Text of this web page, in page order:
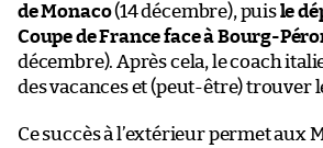
de Monaco(14 décembre), puisle
Coupe de France face à Bourg-
décembre). Après cela, le coach
des vacances et (peut-être) trouver
Ce succès à l’extérieur permet aux